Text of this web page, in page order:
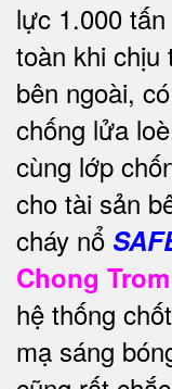
lực 1.000
toàn khi chịu
bên ngoài,
chống lửa
cùng lớp
cho tài sản
cháy nổ
Chong Trom
hệ thống
mạ sáng